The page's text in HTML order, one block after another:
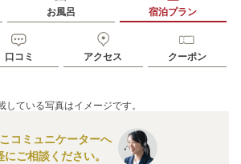
お風呂 宿泊プラン
口コミ アクセス クーポン
している写真はイメージです。
コミュニケーターへ
にご相談ください。